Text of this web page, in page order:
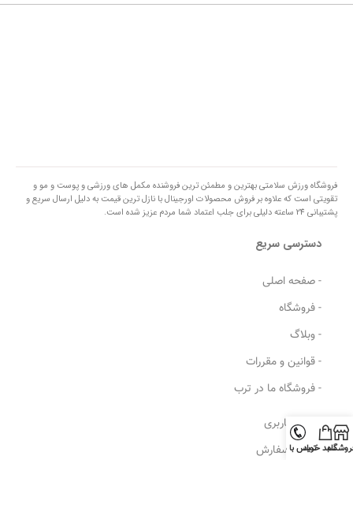
فروشگاه ورزش سلامتی بهترین و مطمئن ترین فروشنده مکمل های ورزشی و پوست و مو و
تقویتی است که علاوه بر فروش محصولات اورجینال با نازل ترین قیمت به دلیل ارسال سریع و
پشتیبانی 24 ساعته دلیلی برای جلب اعتماد شما مردم عزیز شده است.
دسترسی سریع
- صفحه اصلی
- فروشگاه
- وبلاگ
- قوانین و مقررات
- فروشگاه ما در ترب
- حساب کاربری
- پیگیری سفارش
سبد خریدتماس با ما